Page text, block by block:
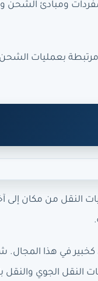
ومبادئ
بعمليات الشحن
من مكان إلى
في هذا المجال.
الجوي والنقل